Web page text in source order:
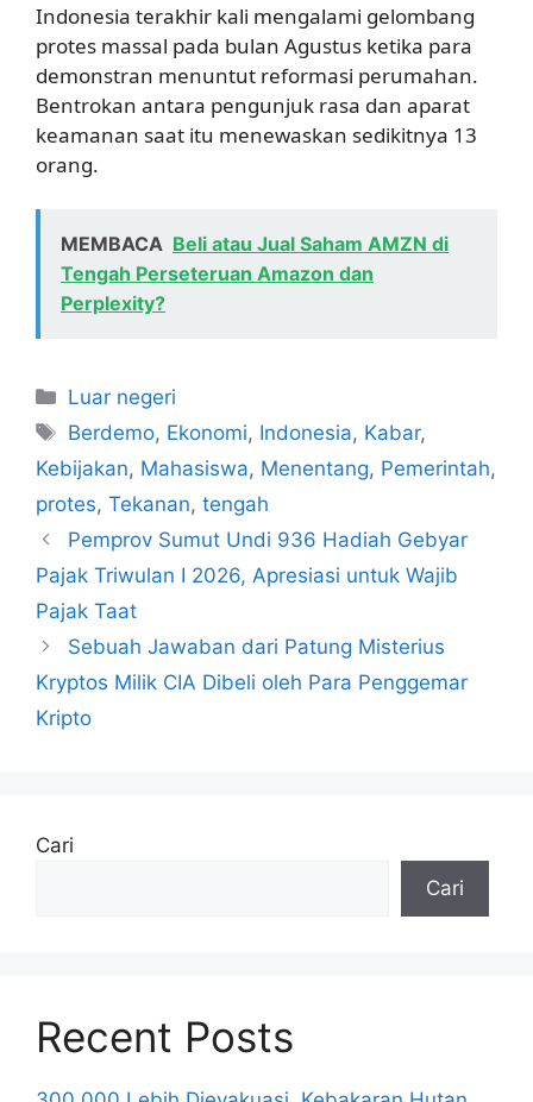
Indonesia terakhir kali mengalami gelombang
protes massal pada bulan Agustus ketika para
demonstran menuntut reformasi perumahan.
Bentrokan antara pengunjuk rasa dan aparat
keamanan saat itu menewaskan sedikitnya 13
orang.
MEMBACA Beli atau Jual Saham AMZN di
Tengah Perseteruan Amazon dan
Perplexity?
Kategori
Luar negeri
Tag
Berdemo, Ekonomi, Indonesia, Kabar,
Kebijakan, Mahasiswa, Menentang, Pemerintah,
protes, Tekanan, tengah
Pemprov Sumut Undi 936 Hadiah Gebyar
Pajak Triwulan I 2026, Apresiasi untuk Wajib
Pajak Taat
Sebuah Jawaban dari Patung Misterius
Kryptos Milik CIA Dibeli oleh Para Penggemar
Kripto
Cari
Cari
Recent Posts